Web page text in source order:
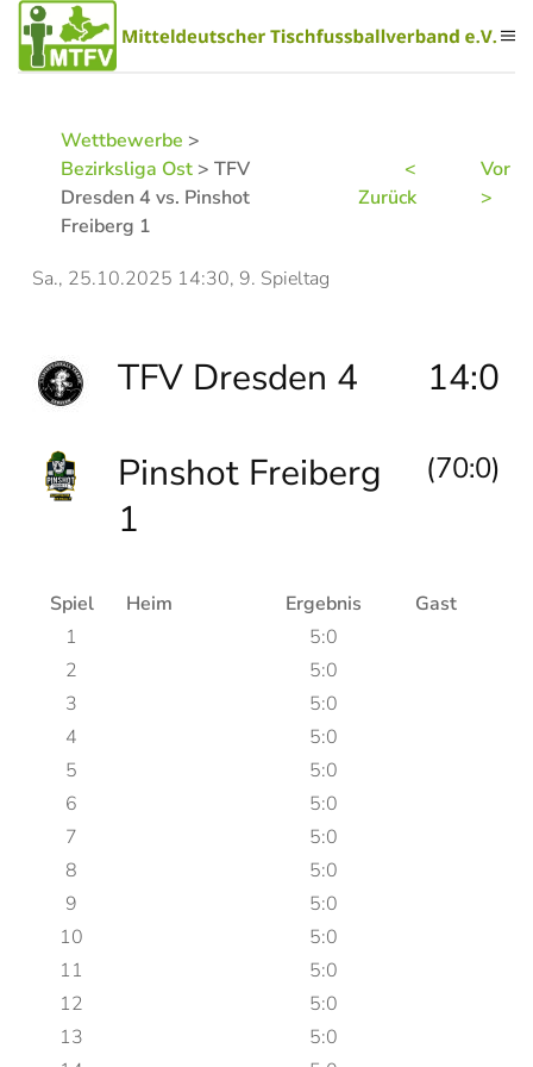
Zum Hauptinhalt springen
Wettbewerbe >
Bezirksliga Ost > TFV
Dresden 4 vs. Pinshot
Freiberg 1
<
Zurück
Vor
>
Sa., 25.10.2025 14:30, 9. Spieltag
TFV Dresden 4 14:0
(70:0)
Pinshot Freiberg
1
Spiel Heim Ergebnis
Gast
1
5:0
2
5:0
3
5:0
4
5:0
5
5:0
6
5:0
7
5:0
8
5:0
9
5:0
10
5:0
11
5:0
12
5:0
13
5:0